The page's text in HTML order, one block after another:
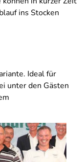
ins Stocken
Ideal für
unter den Gästen